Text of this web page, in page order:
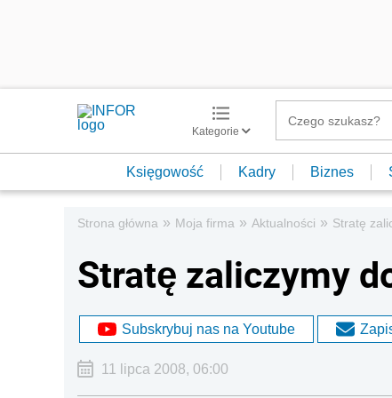
Kategorie
Księgowość Kadry Biznes
Strona główna » Moja firma » Aktualności » Stratę
Stratę zaliczymy
Subskrybuj nas na Youtube
11 lipca 2008, 06:00